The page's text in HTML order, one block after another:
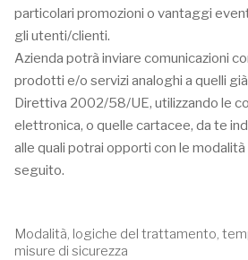
particolari promozioni o vantaggi
gli utenti/clienti.
Azienda potrà inviare comunicazioni
prodotti e/o servizi analoghi a quelli
Direttiva 2002/58/UE, utilizzando le
elettronica, o quelle cartacee, da te
alle quali potrai opporti con le modalità
seguito.
Modalità, logiche del trattamento,
misure di sicurezza